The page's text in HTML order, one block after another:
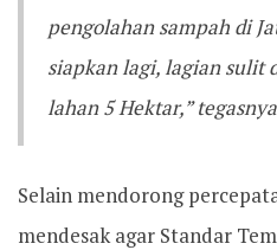
pengolahan sampah di
siapkan lagi, lagian sulit
lahan 5 Hektar,”
Selain mendorong
mendesak agar Standar